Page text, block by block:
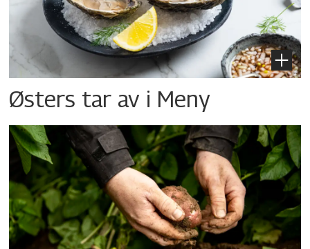
Østers tar av i Meny